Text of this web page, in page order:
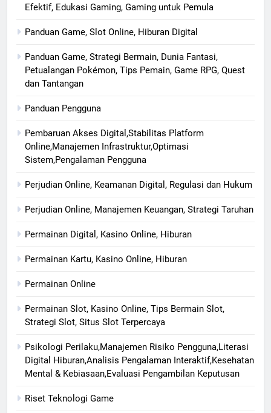
Efektif, Edukasi Gaming, Gaming untuk Pemula
Panduan Game, Slot Online, Hiburan Digital
Panduan Game, Strategi Bermain, Dunia Fantasi,
Petualangan Pokémon, Tips Pemain, Game RPG, Quest
dan Tantangan
Panduan Pengguna
Pembaruan Akses Digital,Stabilitas Platform
Online,Manajemen Infrastruktur,Optimasi
Sistem,Pengalaman Pengguna
Perjudian Online, Keamanan Digital, Regulasi dan Hukum
Perjudian Online, Manajemen Keuangan, Strategi Taruhan
Permainan Digital, Kasino Online, Hiburan
Permainan Kartu, Kasino Online, Hiburan
Permainan Online
Permainan Slot, Kasino Online, Tips Bermain Slot,
Strategi Slot, Situs Slot Terpercaya
Psikologi Perilaku,Manajemen Risiko Pengguna,Literasi
Digital Hiburan,Analisis Pengalaman Interaktif,Kesehatan
Mental & Kebiasaan,Evaluasi Pengambilan Keputusan
Riset Teknologi Game